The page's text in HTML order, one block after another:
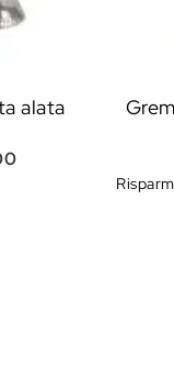
alata
originale era:
Il prezzo attuale è: